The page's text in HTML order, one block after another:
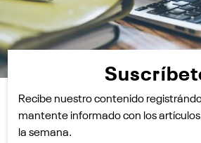
Recibe nuestro contenido
mantente informado con los
la semana.